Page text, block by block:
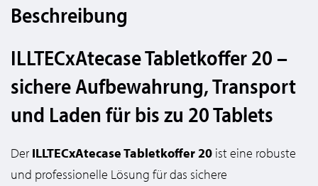
Beschreibung
ILLTECxAtecase Tabletkoffer 20 –
sichere Aufbewahrung, Transport
und Laden für bis zu 20 Tablets
Der ILLTECxAtecase Tabletkoffer 20 ist eine robuste
und professionelle Lösung für das sichere